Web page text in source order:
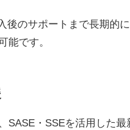
後のサポートまで長期的
能です。
SASE・SSEを活用した最